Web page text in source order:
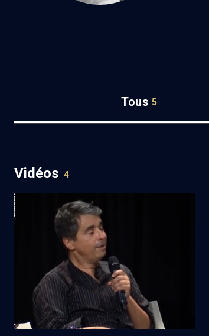
Tous 5
Vidéos 4
Voyages au cœur du Maroc juif